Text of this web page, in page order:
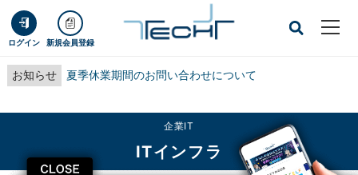
ログイン 新規会員登録
お知らせ 夏季休業期間のお問い合わせについて
CLOSE
企業IT
ITインフラ